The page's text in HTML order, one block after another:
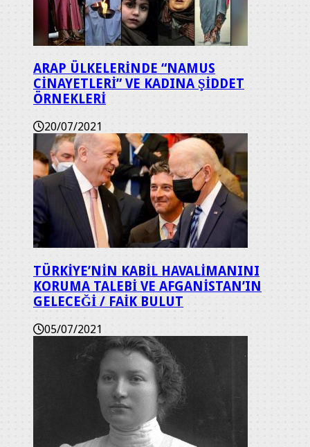
ARAP ÜLKELERİNDE “NAMUS
CİNAYETLERİ” VE KADINA ŞİDDET
ÖRNEKLERİ
20/07/2021
TÜRKİYE’NİN KABİL HAVALİMANINI
KORUMA TALEBİ VE AFGANİSTAN’IN
GELECEĞİ / FAİK BULUT
05/07/2021